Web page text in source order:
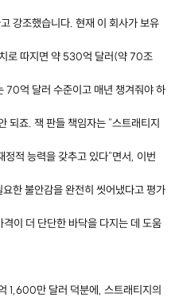
강조했습니다. 현재 이 회사가 보유
로 따지면 약 530억 달러(약 70조
70억 달러 수준이고 매년 챙겨줘야 하
되죠. 잭 판들 책임자는 "스트래티지
정적 능력을 갖추고 있다"면서, 이번
한 불안감을 완전히 씻어냈다고 평가
이 더 단단한 바닥을 다지는 데 도움
1,600만 달러 덕분에, 스트래티지의